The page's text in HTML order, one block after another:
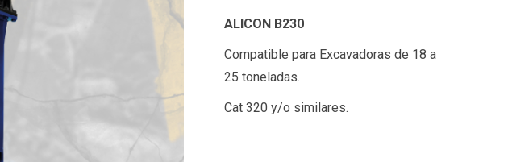
ALICON B230
Compatible para Excavadoras de 18 a
25 toneladas.
Cat 320 y/o similares.